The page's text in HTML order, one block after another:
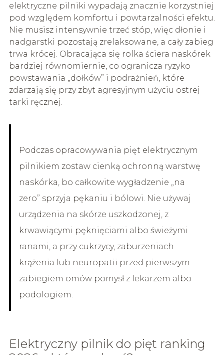
elektryczne pilniki wypadają znacznie korzystniej
pod względem komfortu i powtarzalności efektu.
Nie musisz intensywnie trzeć stóp, więc dłonie i
nadgarstki pozostają zrelaksowane, a cały zabieg
trwa krócej. Obracająca się rolka ściera naskórek
bardziej równomiernie, co ogranicza ryzyko
powstawania „dołków” i podrażnień, które
zdarzają się przy zbyt agresyjnym użyciu ostrej
tarki ręcznej.
Podczas opracowywania pięt elektrycznym
pilnikiem zostaw cienką ochronną warstwę
naskórka, bo całkowite wygładzenie „na
zero” sprzyja pękaniu i bólowi. Nie używaj
urządzenia na skórze uszkodzonej, z
krwawiącymi pęknięciami albo świeżymi
ranami, a przy cukrzycy, zaburzeniach
krążenia lub neuropatii przed pierwszym
zabiegiem omów pomysł z lekarzem albo
podologiem.
Elektryczny pilnik do pięt ranking